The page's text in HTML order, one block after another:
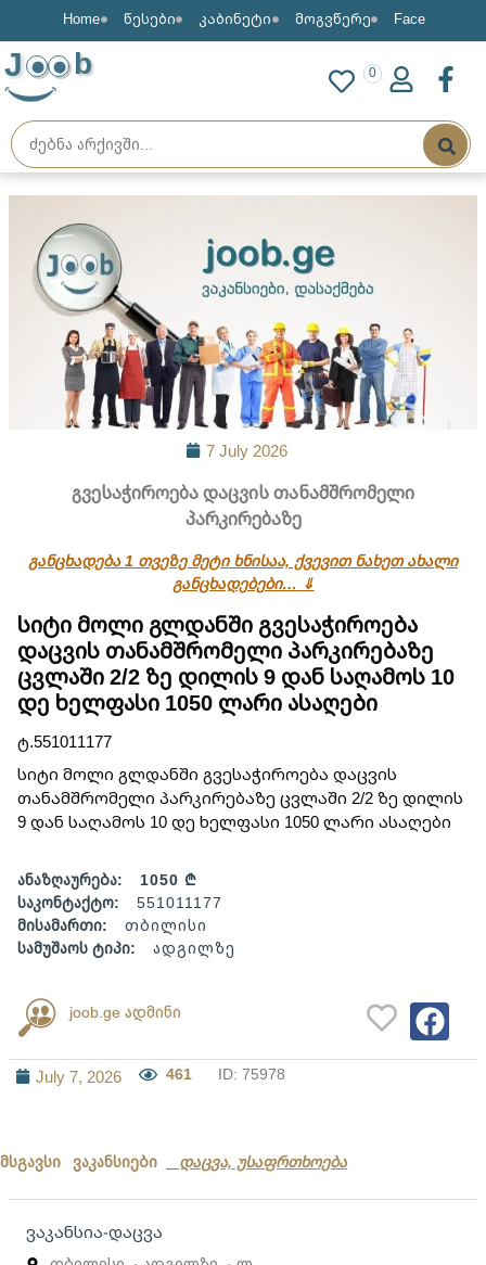
Home წესები კაბინეტი მოგვწერე Face
J b 0
7 July 2026
გვესაჭიროება დაცვის თანამშრომელი
პარკირებაზე
განცხადება 1 თვეზე მეტი ხნისაა, ქვევით ნახეთ ახალი
განცხადებები… ⇓
სიტი მოლი გლდანში გვესაჭიროება
დაცვის თანამშრომელი პარკირებაზე
ცვლაში 2/2 ზე დილის 9 დან საღამოს 10
დე ხელფასი 1050 ლარი ასაღები
ტ.551011177
სიტი მოლი გლდანში გვესაჭიროება დაცვის
თანამშრომელი პარკირებაზე ცვლაში 2/2 ზე დილის
9 დან საღამოს 10 დე ხელფასი 1050 ლარი ასაღები
ანაზღაურება:
1050 ₾
საკონტაქტო:
551011177
მისამართი:
თბილისი
სამუშაოს ტიპი:
ადგილზე
joob.ge ადმინი
July 7, 2026 461 ID: 75978
მსგავსი ვაკანსიები დაცვა, უსაფრთხოება
ვაკანსია-დაცვა